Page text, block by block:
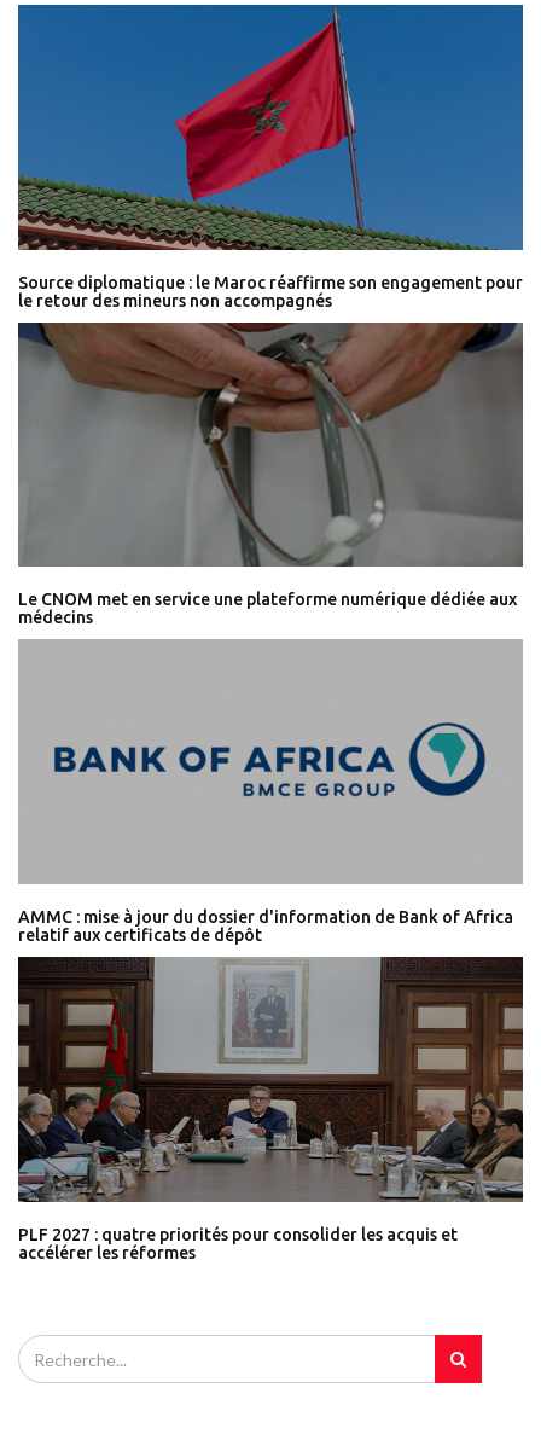
Source diplomatique : le Maroc réaffirme son engagement pour
le retour des mineurs non accompagnés
Le CNOM met en service une plateforme numérique dédiée aux
médecins
AMMC : mise à jour du dossier d'information de Bank of Africa
relatif aux certificats de dépôt
PLF 2027 : quatre priorités pour consolider les acquis et
accélérer les réformes